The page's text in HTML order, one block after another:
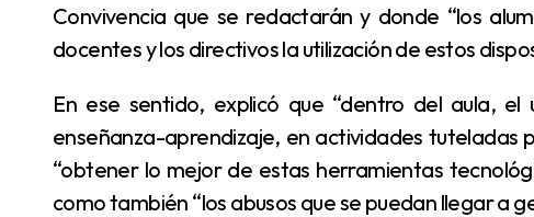
Convivencia que se redactarán y donde “los
docentes y los directivos la utilización de estos
En ese sentido, explicó que “dentro del aula, el uso está regulado solamente para fines de
enseñanza-aprendizaje, en actividades tuteladas
“obtener lo mejor de estas herramientas
como también “los abusos que se puedan llegar a